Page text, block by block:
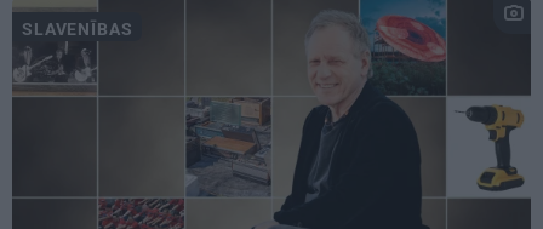
SLAVENĪBAS